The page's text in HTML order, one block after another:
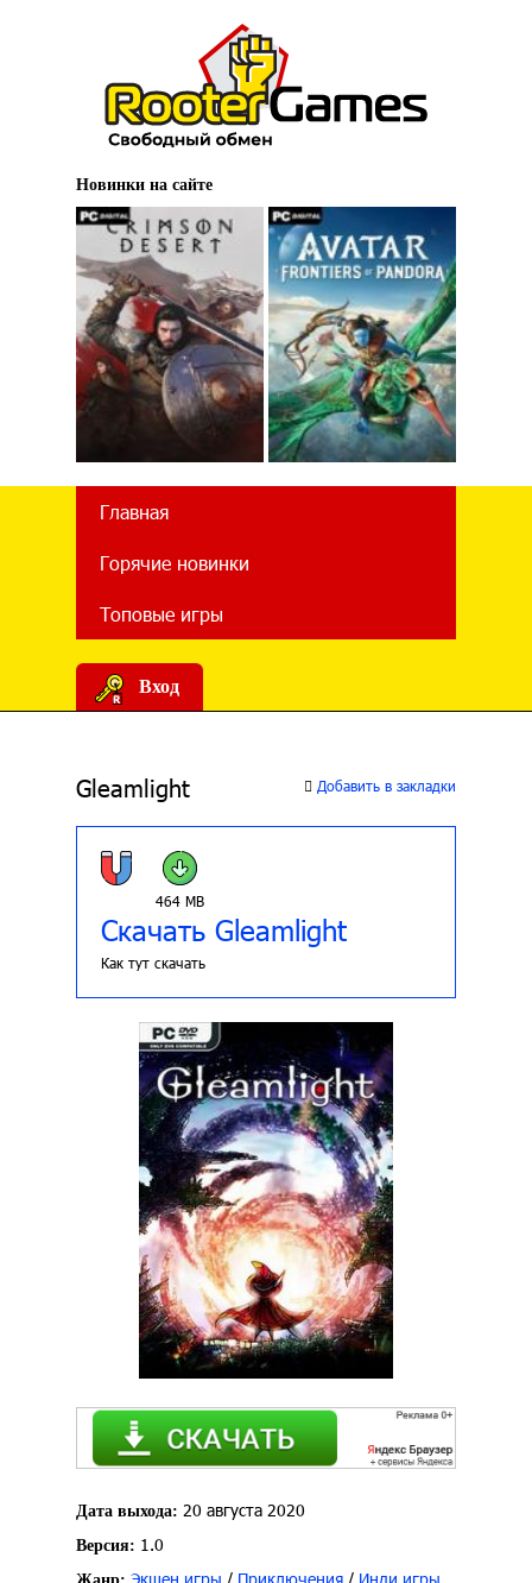
Новинки на сайте
Главная
Горячие новинки
Топовые игры
Вход
Gleamlight Добавить в закладки
464 MB
Скачать Gleamlight
Как тут скачать
Дата выхода: 20 августа 2020
Версия: 1.0